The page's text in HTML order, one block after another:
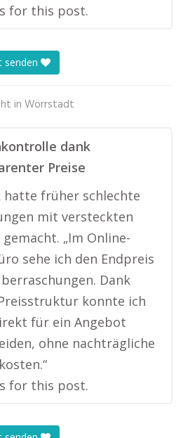
for this post.
senden
in Wörrstadt
dank
Preise
hatte früher schlechte
mit versteckten
gemacht. „Im Online-
sehe ich den Endpreis
Dank
konnte ich
für ein Angebot
ohne nachträgliche
for this post.